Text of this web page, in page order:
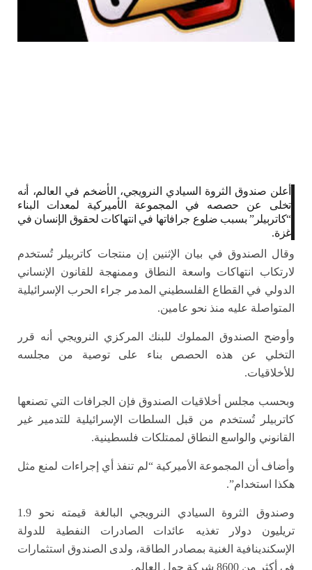
أعلن صندوق الثروة السيادي النرويجي، الأضخم في العالم، أنه
تخلى عن حصصه في المجموعة الأميركية لمعدات البناء
“كاتربيلر” بسبب ضلوع جرافاتها في انتهاكات لحقوق الإنسان في
غزة.
وقال الصندوق في بيان الإثنين إن منتجات كاتربيلر تُستخدم
لارتكاب انتهاكات واسعة النطاق وممنهجة للقانون الإنساني
الدولي في القطاع الفلسطيني المدمر جراء الحرب الإسرائيلية
المتواصلة عليه منذ نحو عامين.
وأوضح الصندوق المملوك للبنك المركزي النرويجي أنه قرر
التخلي عن هذه الحصص بناء على توصية من مجلسه
للأخلاقيات.
وبحسب مجلس أخلاقيات الصندوق فإن الجرافات التي تصنعها
كاتربيلر تُستخدم من قبل السلطات الإسرائيلية للتدمير غير
القانوني والواسع النطاق لممتلكات فلسطينية.
وأضاف أن المجموعة الأميركية “لم تنفذ أي إجراءات لمنع مثل
هكذا استخدام”.
وصندوق الثروة السيادي النرويجي البالغة قيمته نحو 1.9
تريليون دولار تغذيه عائدات الصادرات النفطية للدولة
الإسكندينافية الغنية بمصادر الطاقة، ولدى الصندوق استثمارات
في أكثر من 8600 شركة حول العالم.